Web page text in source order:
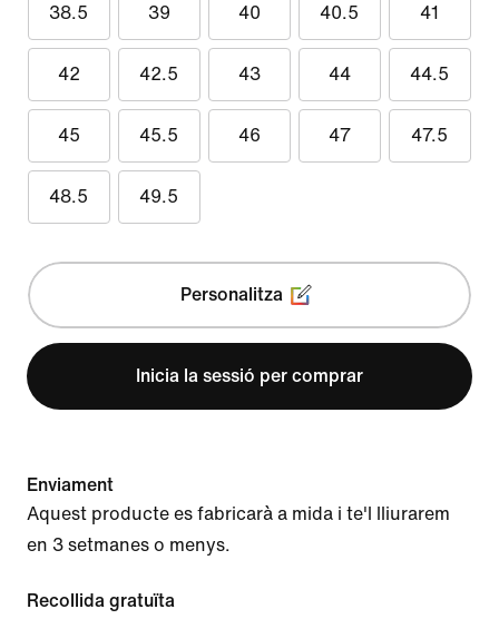
38.5 39 40 40.5 41
42 42.5 43 44 44.5
45 45.5 46 47 47.5
48.5 49.5
Personalitza
Inicia la sessió per comprar
Enviament
Aquest producte es fabricarà a mida i te'l lliurarem
en 3 setmanes o menys.
Recollida gratuïta